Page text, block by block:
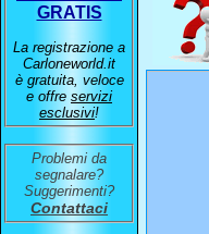
GRATIS
La registrazione a
Carloneworld.it
è gratuita, veloce
e offre servizi
esclusivi!
Problemi da
segnalare?
Suggerimenti?
Contattaci